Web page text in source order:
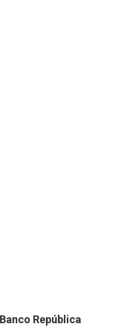
Banco República